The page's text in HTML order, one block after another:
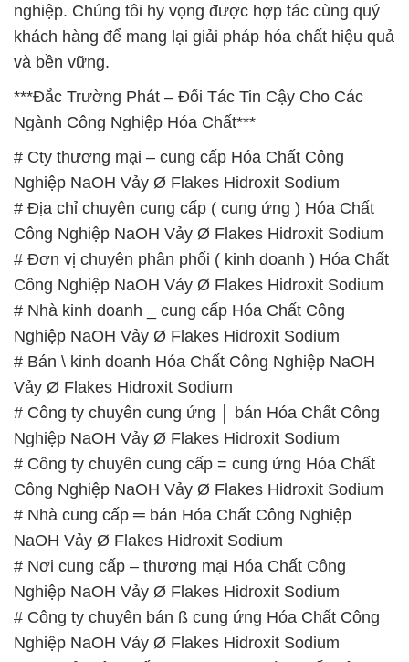
Ngành Công Nghiệp Hóa Chất***
# Cty thương mại – cung cấp Hóa Chất Công
Nghiệp NaOH Vảy Ø Flakes Hidroxit Sodium
# Địa chỉ chuyên cung cấp ( cung ứng ) Hóa Chất
Công Nghiệp NaOH Vảy Ø Flakes Hidroxit Sodium
# Đơn vị chuyên phân phối ( kinh doanh ) Hóa Chất
Công Nghiệp NaOH Vảy Ø Flakes Hidroxit Sodium
# Nhà kinh doanh _ cung cấp Hóa Chất Công
Nghiệp NaOH Vảy Ø Flakes Hidroxit Sodium
# Bán \ kinh doanh Hóa Chất Công Nghiệp NaOH
Vảy Ø Flakes Hidroxit Sodium
# Công ty chuyên cung ứng │ bán Hóa Chất Công
Nghiệp NaOH Vảy Ø Flakes Hidroxit Sodium
# Công ty chuyên cung cấp = cung ứng Hóa Chất
Công Nghiệp NaOH Vảy Ø Flakes Hidroxit Sodium
# Nhà cung cấp ═ bán Hóa Chất Công Nghiệp
NaOH Vảy Ø Flakes Hidroxit Sodium
# Nơi cung cấp – thương mại Hóa Chất Công
Nghiệp NaOH Vảy Ø Flakes Hidroxit Sodium
# Công ty chuyên bán ß cung ứng Hóa Chất Công
Nghiệp NaOH Vảy Ø Flakes Hidroxit Sodium
# Địa chỉ phân phối × kinh doanh Hóa Chất Công
Nghiệp NaOH Vảy Ø Flakes Hidroxit Sodium
📞PHÒNG KINH DOANH – CÔNG TY HÓA CHẤT